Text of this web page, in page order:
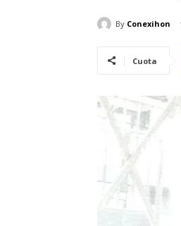
By Conexihon
Cuota